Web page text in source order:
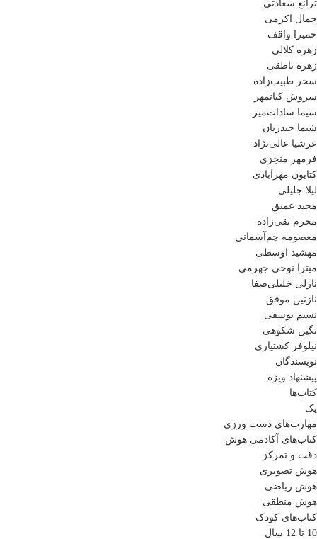
ترانع سعادتی
جمال اکرمی
حمیرا واقف
زهره کلالی
زهره ناطقی
سحر طبیب‌زاده
سروش کیانمهر
سیما سادات‌میر
شیما حیدریان
عرشیا عالی‌نژاد
فرمهر منجزی
کتایون مهرآبادی
لیلا جلیلی
مجید عمیق
محرم نقی‌زاده
معصومه چم‌آسمانی
مهشید اوسطی
میترا نوحی جهرمی
نازلی خلیلی‌صفا
نازنین موفق
نسیم یوسفی
نگین شکوهی
نیلوفر کشتیاری
نویسندگان
پیشنهاد ویژه
کتاب‌ها
پک
مهارت‌های دست ورزی
کتاب‌های آکادمی هوش
دقت و تمرکز
هوش تصویری
هوش ریاضی
هوش منطقی
کتاب‌های کودک
10 تا 12 سال